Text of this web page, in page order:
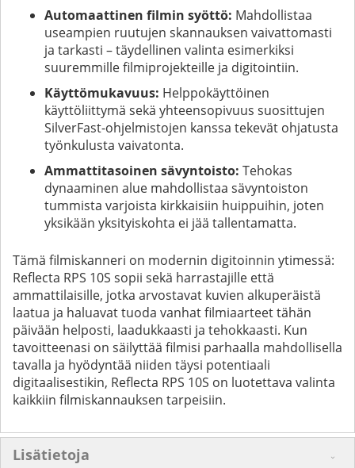
Automaattinen filmin syöttö: Mahdollistaa
useampien ruutujen skannauksen vaivattomasti
ja tarkasti – täydellinen valinta esimerkiksi
suuremmille filmiprojekteille ja digitointiin.
Käyttömukavuus: Helppokäyttöinen
käyttöliittymä sekä yhteensopivuus suosittujen
SilverFast-ohjelmistojen kanssa tekevät ohjatusta
työnkulusta vaivatonta.
Ammattitasoinen sävyntoisto: Tehokas
dynaaminen alue mahdollistaa sävyntoiston
tummista varjoista kirkkaisiin huippuihin, joten
yksikään yksityiskohta ei jää tallentamatta.
Tämä filmiskanneri on modernin digitoinnin ytimessä:
Reflecta RPS 10S sopii sekä harrastajille että
ammattilaisille, jotka arvostavat kuvien alkuperäistä
laatua ja haluavat tuoda vanhat filmiaarteet tähän
päivään helposti, laadukkaasti ja tehokkaasti. Kun
tavoitteenasi on säilyttää filmisi parhaalla mahdollisella
tavalla ja hyödyntää niiden täysi potentiaali
digitaalisestikin, Reflecta RPS 10S on luotettava valinta
kaikkiin filmiskannauksen tarpeisiin.
Lisätietoja